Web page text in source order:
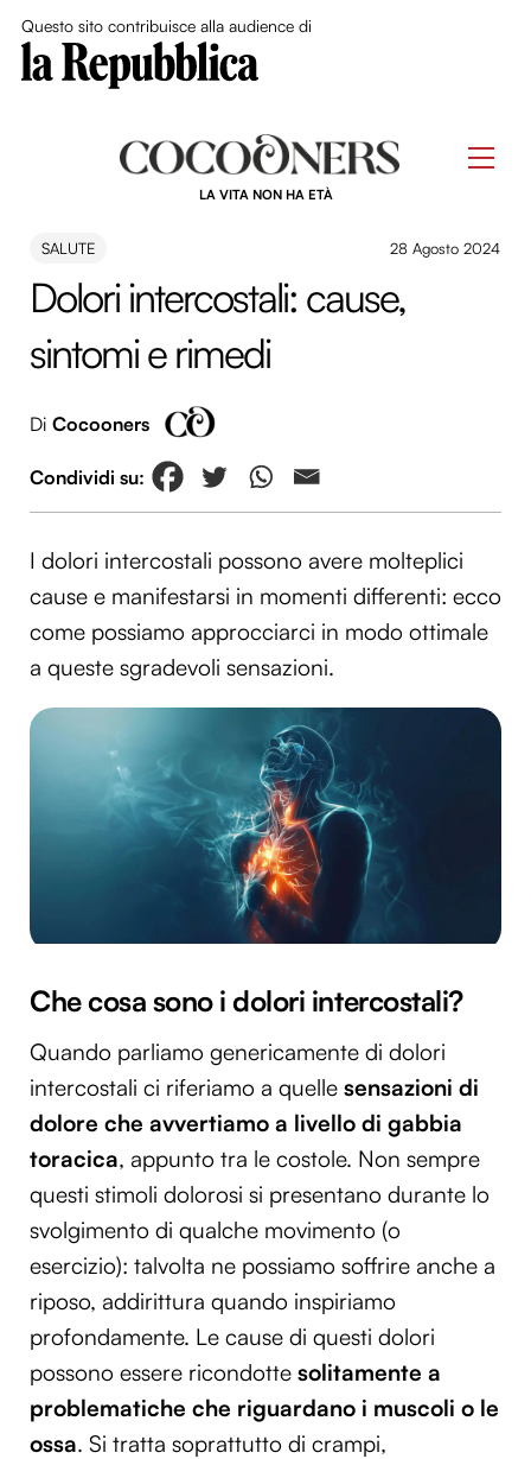
Questo sito contribuisce alla audience di
LA VITA NON HA ETÀ
SALUTE 28 Agosto 2024
Dolori intercostali: cause,
sintomi e rimedi
Di Cocooners
I dolori intercostali possono avere molteplici
cause e manifestarsi in momenti differenti: ecco
come possiamo approcciarci in modo ottimale
a queste sgradevoli sensazioni.
Che cosa sono i dolori intercostali?
Quando parliamo genericamente di dolori
intercostali ci riferiamo a quelle sensazioni di
dolore che avvertiamo a livello di gabbia
toracica, appunto tra le costole. Non sempre
questi stimoli dolorosi si presentano durante lo
svolgimento di qualche movimento (o
esercizio): talvolta ne possiamo soffrire anche a
riposo, addirittura quando inspiriamo
profondamente. Le cause di questi dolori
possono essere ricondotte solitamente a
problematiche che riguardano i muscoli o le
ossa. Si tratta soprattutto di crampi,